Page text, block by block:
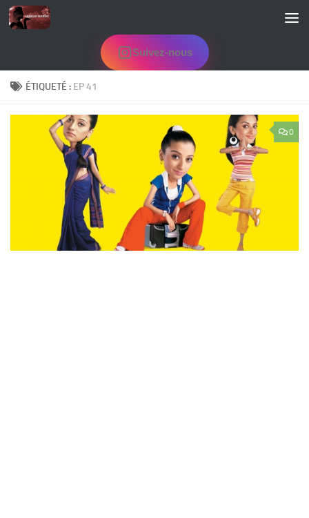
Skip to content
Suivez-nous
ÉTIQUETÉ : EP 41
0